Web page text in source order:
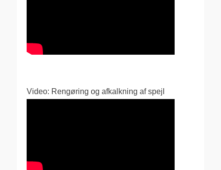
Video: Rengøring og afkalkning af spejl